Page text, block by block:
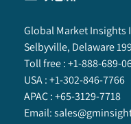
Global Market Insights
Selbyville, Delaware
Toll free :+1-888-689-
USA :+1-302-846-7766
APAC :+65-3129-7718
Email: